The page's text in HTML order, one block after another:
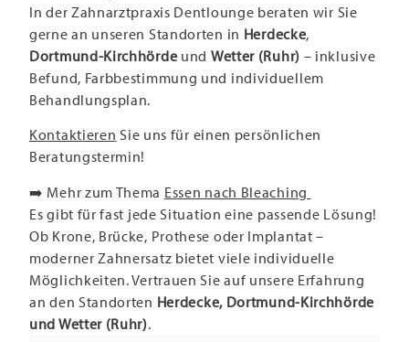
In der Zahnarztpraxis Dentlounge beraten wir Sie
gerne an unseren Standorten in Herdecke,
Dortmund-Kirchhörde und Wetter (Ruhr) – inklusive
Befund, Farbbestimmung und individuellem
Behandlungsplan.
Kontaktieren Sie uns für einen persönlichen
Beratungstermin!
➡️ Mehr zum Thema Essen nach Bleaching
Es gibt für fast jede Situation eine passende Lösung!
Ob Krone, Brücke, Prothese oder Implantat –
moderner Zahnersatz bietet viele individuelle
Möglichkeiten. Vertrauen Sie auf unsere Erfahrung
an den Standorten Herdecke, Dortmund-Kirchhörde
und Wetter (Ruhr).